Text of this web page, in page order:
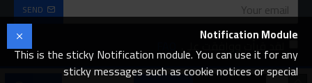
SEND
لقد قرأت ووافقت على FAQ
Notification Module
This is the sticky Notification module. You can use it for any
sticky messages such as cookie notices or special